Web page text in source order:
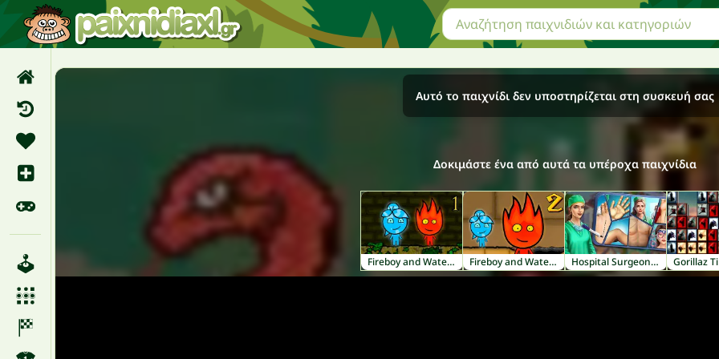
Αυτό το παιχνίδι δεν υποστηρίζεται στη συσκευή σας
Δοκιμάστε ένα από αυτά τα υπέροχα παιχνίδια
Fireboy and Watergirl 1: Forest Temple Fireboy and Watergirl 2: Light Temple Hospital Surgeon: Doctor Game Gorillaz